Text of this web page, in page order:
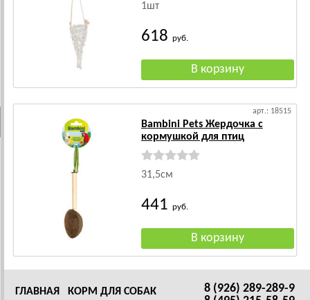
1шт
618 руб.
арт.: 18515
Bambini Pets Жердочка с
кормушкой для птиц
31,5см
441 руб.
8 (926) 289-289-9
ГЛАВНАЯ КОРМ ДЛЯ СОБАК